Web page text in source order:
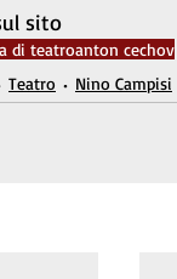
sito
di teatroanton cechov
Teatro Nino Campisi